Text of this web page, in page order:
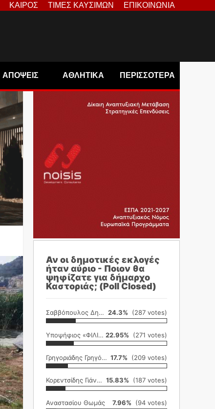
ΚΑΙΡΟΣ ΤΙΜΕΣ ΚΑΥΣΙΜΩΝ ΕΠΙΚΟΙΝΩΝΙΑ
ΑΠΟΨΕΙΣ ΑΘΛΗΤΙΚΑ ΠΕΡΙΣΣΟΤΕΡΑ
Αν οι δημοτικές εκλογές
ήταν αύριο - Ποιον θα
ψηφίζατε για δήμαρχο
Καστοριάς; (Poll Closed)
Σαββόπουλος Δημήτρης 24.3% (287 votes)
Υποψήφιος «ΦΙΛΙΚΗ ΕΤΑΙΡΕΙΑ» 22.95% (271 votes)
Γρηγοριάδης Γρηγόρης 17.7% (209 votes)
Κορεντσίδης Γιάννης 15.83% (187 votes)
Αναστασίου Θωμάς 7.96% (94 votes)